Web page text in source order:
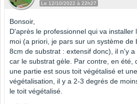
Le 12/10/2022 à 22h27
Bonsoir,
D'après le professionnel qui va installer
moi (a priori, je pars sur un système de
8cm de substrat : extensif donc), il n'y a
car le substrat gèle. Par contre, en été,
une partie est sous toit végétalisé et
végétalisation, il y a 2-3 degrés de
le toit végétalisé.